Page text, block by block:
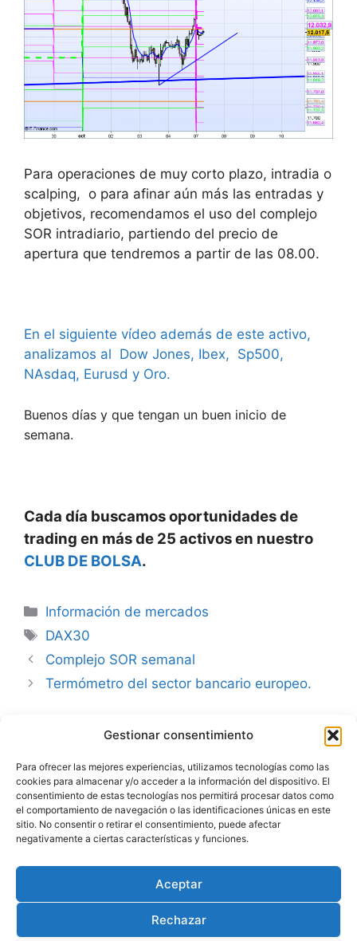
Gestionar consentimiento
Para ofrecer las mejores experiencias, utilizamos tecnologías como las
cookies para almacenar y/o acceder a la información del dispositivo. El
consentimiento de estas tecnologías nos permitirá procesar datos como
el comportamiento de navegación o las identificaciones únicas en este
sitio. No consentir o retirar el consentimiento, puede afectar
negativamente a ciertas características y funciones.
Aceptar
Rechazar
Para operaciones de muy corto plazo, intradia o
scalping, o para afinar aún más las entradas y
objetivos, recomendamos el uso del complejo
SOR intradiario, partiendo del precio de
apertura que tendremos a partir de las 08.00.
En el siguiente vídeo además de este activo,
analizamos al Dow Jones, Ibex, Sp500,
NAsdaq, Eurusd y Oro.
Buenos días y que tengan un buen inicio de
semana.
Cada día buscamos oportunidades de
trading en más de 25 activos en nuestro
CLUB DE BOLSA.
Categorías
Información de mercados
Etiquetas
DAX30
Complejo SOR semanal
Termómetro del sector bancario europeo.
Advertencia
Política de privacidad
Aviso legal
Política de cookies